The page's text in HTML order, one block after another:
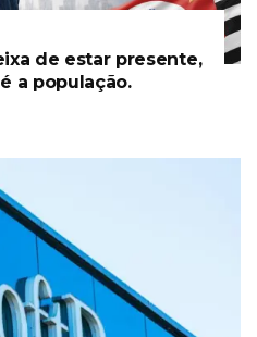
de estar presente,
a população.